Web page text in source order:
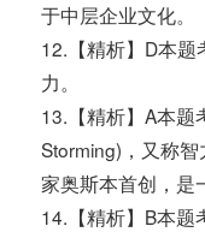
于中层企业文化。
12.【精析】D本
力。
13.【精析】A本题
Storming)，又称
家奥斯本首创，是
14.【精析】B本题